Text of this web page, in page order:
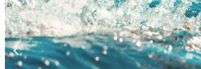
Diapositiva
anterior